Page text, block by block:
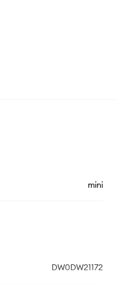
mini
DW0DW21172